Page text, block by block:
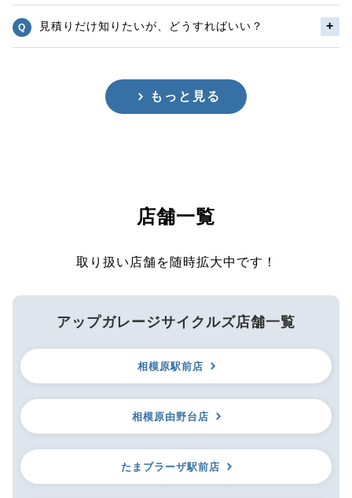
見積りだけ知りたいが、どうすればいい？
もっと見る
店舗一覧
取り扱い店舗を随時拡大中です！
アップガレージサイクルズ店舗一覧
相模原駅前店
相模原由野台店
たまプラーザ駅前店